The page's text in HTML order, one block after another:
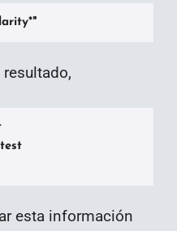
esta información